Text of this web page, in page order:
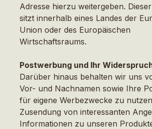
Adresse hierzu weitergeben.
sitzt innerhalb eines Landes der
Union oder des Europäischen
Wirtschaftsraums.
Postwerbung und Ihr
Darüber hinaus behalten wir uns
Vor- und Nachnamen sowie Ihre
für eigene Werbezwecke zu
Zusendung von interessanten
Informationen zu unseren